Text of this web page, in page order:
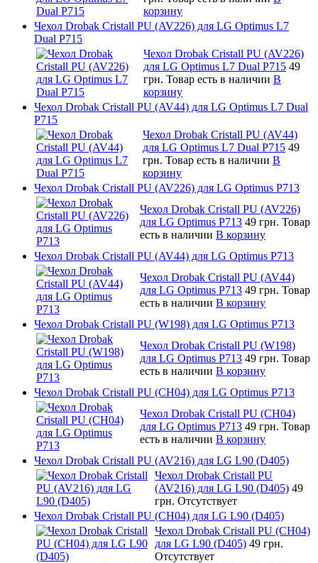
корзину
Чехол Drobak Cristall PU (AV226) для LG Optimus L7
Dual P715
Чехол Drobak Cristall PU (AV226)
для LG Optimus L7 Dual P715 49
грн. Товар есть в наличии В
корзину
Чехол Drobak Cristall PU (AV44) для LG Optimus L7 Dual
P715
Чехол Drobak Cristall PU (AV44)
для LG Optimus L7 Dual P715 49
грн. Товар есть в наличии В
корзину
Чехол Drobak Cristall PU (AV226) для LG Optimus P713
Чехол Drobak Cristall PU (AV226)
для LG Optimus P713 49 грн. Товар
есть в наличии В корзину
Чехол Drobak Cristall PU (AV44) для LG Optimus P713
Чехол Drobak Cristall PU (AV44)
для LG Optimus P713 49 грн. Товар
есть в наличии В корзину
Чехол Drobak Cristall PU (W198) для LG Optimus P713
Чехол Drobak Cristall PU (W198)
для LG Optimus P713 49 грн. Товар
есть в наличии В корзину
Чехол Drobak Cristall PU (CH04) для LG Optimus P713
Чехол Drobak Cristall PU (CH04)
для LG Optimus P713 49 грн. Товар
есть в наличии В корзину
Чехол Drobak Cristall PU (AV216) для LG L90 (D405)
Чехол Drobak Cristall PU
(AV216) для LG L90 (D405) 49
грн. Отсутствует
Чехол Drobak Cristall PU (CH04) для LG L90 (D405)
Чехол Drobak Cristall PU (CH04)
для LG L90 (D405) 49 грн.
Отсутствует